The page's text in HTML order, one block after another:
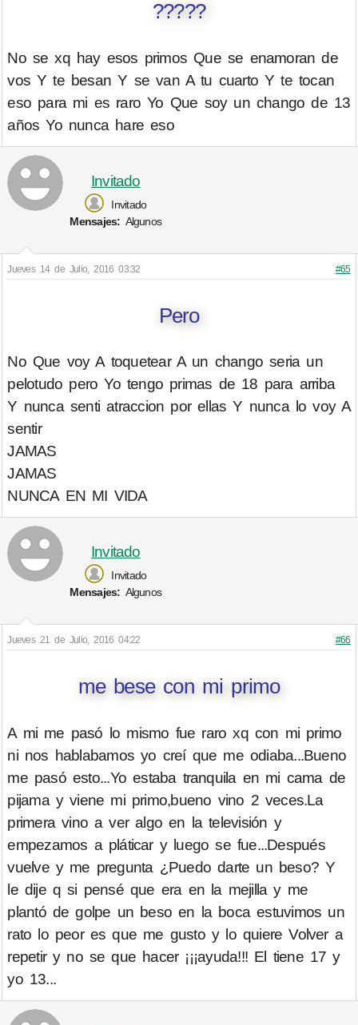
?????
No se xq hay esos primos Que se enamoran de
vos Y te besan Y se van A tu cuarto Y te tocan
eso para mi es raro Yo Que soy un chango de 13
años Yo nunca hare eso
Invitado
Invitado
Mensajes: Algunos
Jueves 14 de Julio, 2016 03:32 #65
Pero
No Que voy A toquetear A un chango seria un
pelotudo pero Yo tengo primas de 18 para arriba
Y nunca senti atraccion por ellas Y nunca lo voy A
sentir
JAMAS
JAMAS
NUNCA EN MI VIDA
Invitado
Invitado
Mensajes: Algunos
Jueves 21 de Julio, 2016 04:22 #66
me bese con mi primo
A mi me pasó lo mismo fue raro xq con mi primo
ni nos hablabamos yo creí que me odiaba...Bueno
me pasó esto...Yo estaba tranquila en mi cama de
pijama y viene mi primo,bueno vino 2 veces.La
primera vino a ver algo en la televisión y
empezamos a pláticar y luego se fue...Después
vuelve y me pregunta ¿Puedo darte un beso? Y
le dije q si pensé que era en la mejilla y me
plantó de golpe un beso en la boca estuvimos un
rato lo peor es que me gusto y lo quiere Volver a
repetir y no se que hacer ¡¡¡ayuda!!! El tiene 17 y
yo 13...